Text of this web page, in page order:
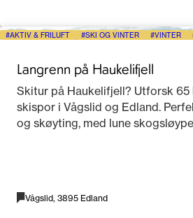
AKTIV & FRILUFT SKI OG VINTER VINTER
Langrenn på Haukelifjell
Skitur på Haukelifjell? Utforsk
skispor i Vågslid og Edland.
og skøyting, med lune
Vågslid, 3895 Edland